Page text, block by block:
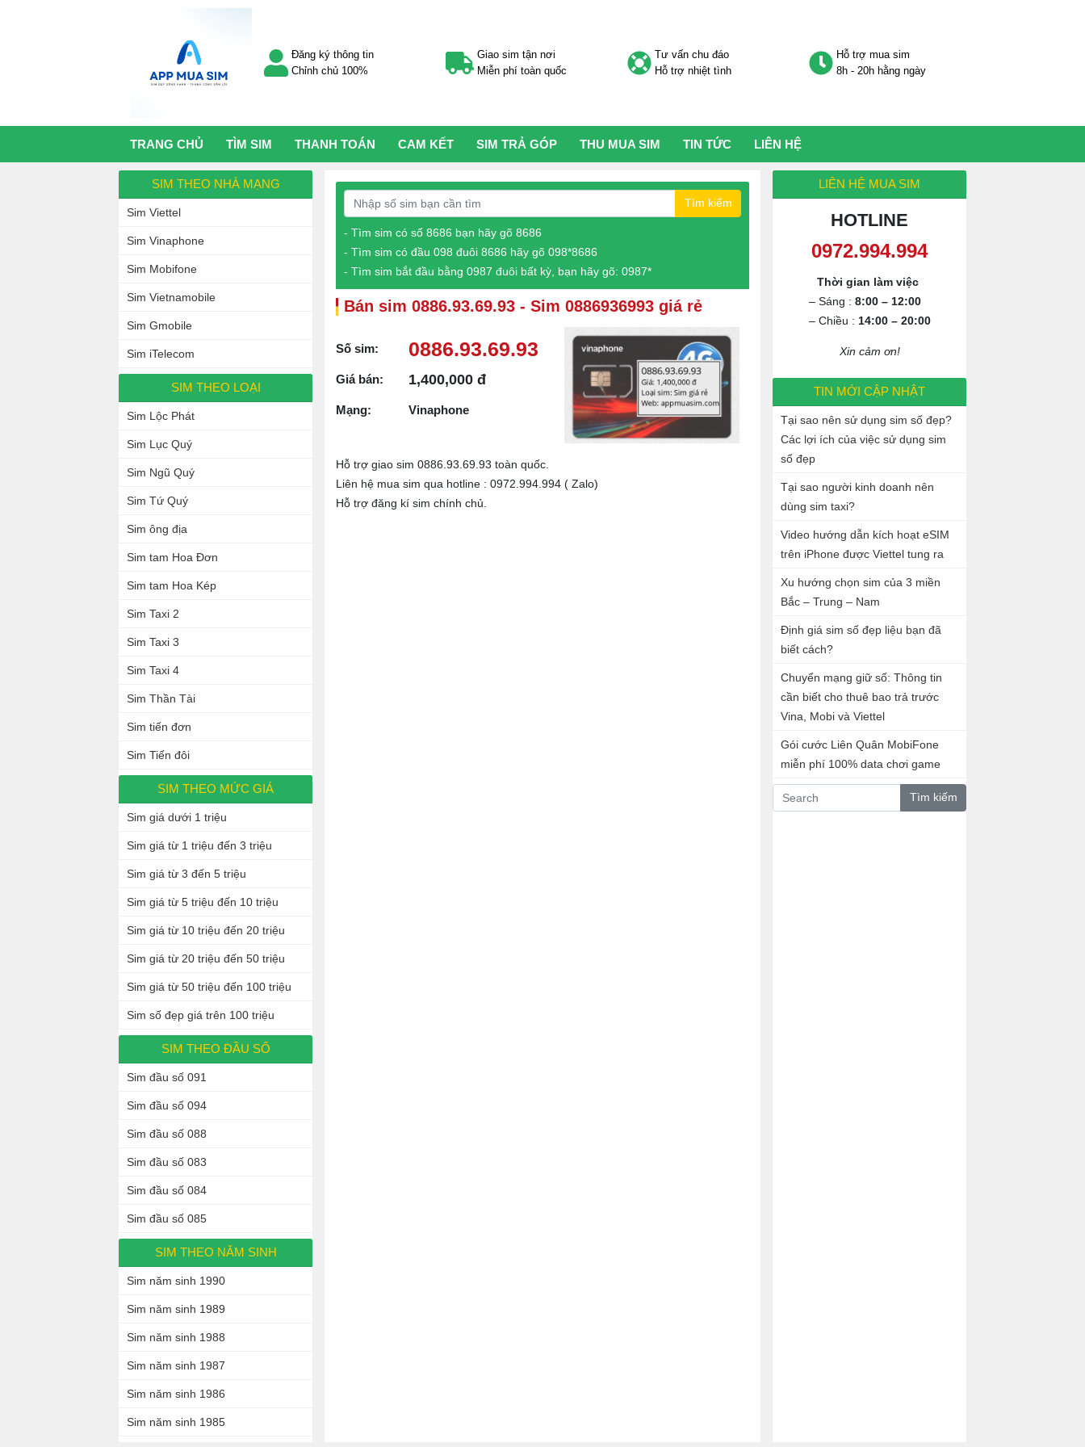
Đăng ký thông tin
Chỉnh chủ 100%
Giao sim tận nơi
Miễn phí toàn quốc
Tư vấn chu đáo
Hỗ trợ nhiệt tình
Hỗ trợ mua sim
8h - 20h hằng ngày
TRANG CHỦ TÌM SIM THANH TOÁN CAM KẾT SIM TRẢ GÓP THU MUA SIM TIN TỨC LIÊN HỆ
Tìm kiếm
- Tìm sim có số 8686 bạn hãy gõ 8686
- Tìm sim có đầu 098 đuôi 8686 hãy gõ 098*8686
- Tìm sim bắt đầu bằng 0987 đuôi bất kỳ, bạn hãy gõ: 0987*
Bán sim 0886.93.69.93 - Sim 0886936993 giá rẻ
Số sim: 0886.93.69.93
Giá bán: 1,400,000 đ
Mạng: Vinaphone
Hỗ trợ giao sim 0886.93.69.93 toàn quốc.
Liên hệ mua sim qua hotline : 0972.994.994 ( Zalo)
Hỗ trợ đăng kí sim chính chủ.
SIM THEO NHÀ MẠNG
Sim Viettel
Sim Vinaphone
Sim Mobifone
Sim Vietnamobile
Sim Gmobile
Sim iTelecom
SIM THEO LOẠI
Sim Lộc Phát
Sim Lục Quý
Sim Ngũ Quý
Sim Tứ Quý
Sim ông địa
Sim tam Hoa Đơn
Sim tam Hoa Kép
Sim Taxi 2
Sim Taxi 3
Sim Taxi 4
Sim Thần Tài
Sim tiến đơn
Sim Tiến đôi
SIM THEO MỨC GIÁ
Sim giá dưới 1 triệu
Sim giá từ 1 triệu đến 3 triệu
Sim giá từ 3 đến 5 triệu
Sim giá từ 5 triệu đến 10 triệu
Sim giá từ 10 triệu đến 20 triệu
Sim giá từ 20 triệu đến 50 triệu
Sim giá từ 50 triệu đến 100 triệu
Sim số đẹp giá trên 100 triệu
SIM THEO ĐẦU SỐ
Sim đầu số 091
Sim đầu số 094
Sim đầu số 088
Sim đầu số 083
Sim đầu số 084
Sim đầu số 085
SIM THEO NĂM SINH
Sim năm sinh 1990
Sim năm sinh 1989
Sim năm sinh 1988
Sim năm sinh 1987
Sim năm sinh 1986
Sim năm sinh 1985
LIÊN HỆ MUA SIM
HOTLINE
0972.994.994
Thời gian làm việc
– Sáng : 8:00 – 12:00
– Chiều : 14:00 – 20:00
Xin cảm ơn!
TIN MỚI CẬP NHẬT
Tại sao nên sử dụng sim số đẹp?
Các lợi ích của việc sử dụng sim
số đẹp
Tại sao người kinh doanh nên
dùng sim taxi?
Video hướng dẫn kích hoạt eSIM
trên iPhone được Viettel tung ra
Xu hướng chọn sim của 3 miền
Bắc – Trung – Nam
Định giá sim số đẹp liệu bạn đã
biết cách?
Chuyển mạng giữ số: Thông tin
cần biết cho thuê bao trả trước
Vina, Mobi và Viettel
Gói cước Liên Quân MobiFone
miễn phí 100% data chơi game
Tìm kiếm